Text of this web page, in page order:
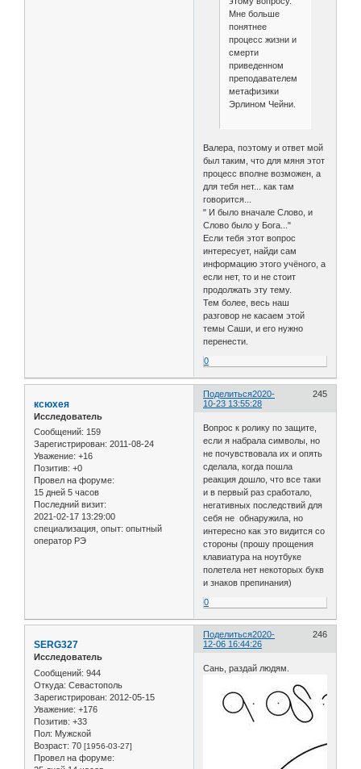
Мне больше
понятнее
процесс жизни и
смерти
приведенном
преподавателем
метафизики
Эрлином Чейни.
Валера, поэтому и ответ мой
был таким, что для мяня этот
процесс вполне возможен, а
для тебя нет... как там
говорится...
" И было вначале Слово, и
Слово было у Бога..."
Если тебя этот вопрос
интересует, найди сам
информацию этого учёного, а
если нет, то и не стоит
продолжать эту тему.
Тем более, весь наш
разговор не касаем этой
темы Саши, и его нужно
перенести.
0
Поделиться 245
2020-
10-23 13:55:28
ксюхея
Исследователь
Сообщений: 159
Зарегистрирован: 2011-08-24
Уважение: +16
Позитив: +0
Провел на форуме:
15 дней 5 часов
Последний визит:
2021-02-17 13:29:00
специализация, опыт: опытный
оператор РЭ
Вопрос к ролику по защите,
если я набрала символы, но
не почувствовала их и опять
сделала, когда пошла
реакция дошло, что все таки
и в первый раз сработало,
негативных последствий для
себя не обнаружила, но
интересно как это видится со
стороны (прошу прощения
клавиатура на ноутбуке
полетела нет некоторых букв
и знаков препинания)
0
Поделиться 246
2020-
12-06 16:44:26
SERG327
Исследователь
Сообщений: 944
Откуда: Севастополь
Зарегистрирован: 2012-05-15
Уважение: +176
Позитив: +33
Пол: Мужской
Возраст: 70 [1956-03-27]
Провел на форуме:
Сань, раздай людям.